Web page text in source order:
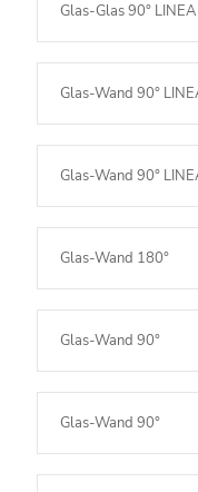
Glas-Glas 90° LINEA
Glas-Wand 90°
Glas-Wand 90°
Glas-Wand 180°
Glas-Wand 90°
Glas-Wand 90°